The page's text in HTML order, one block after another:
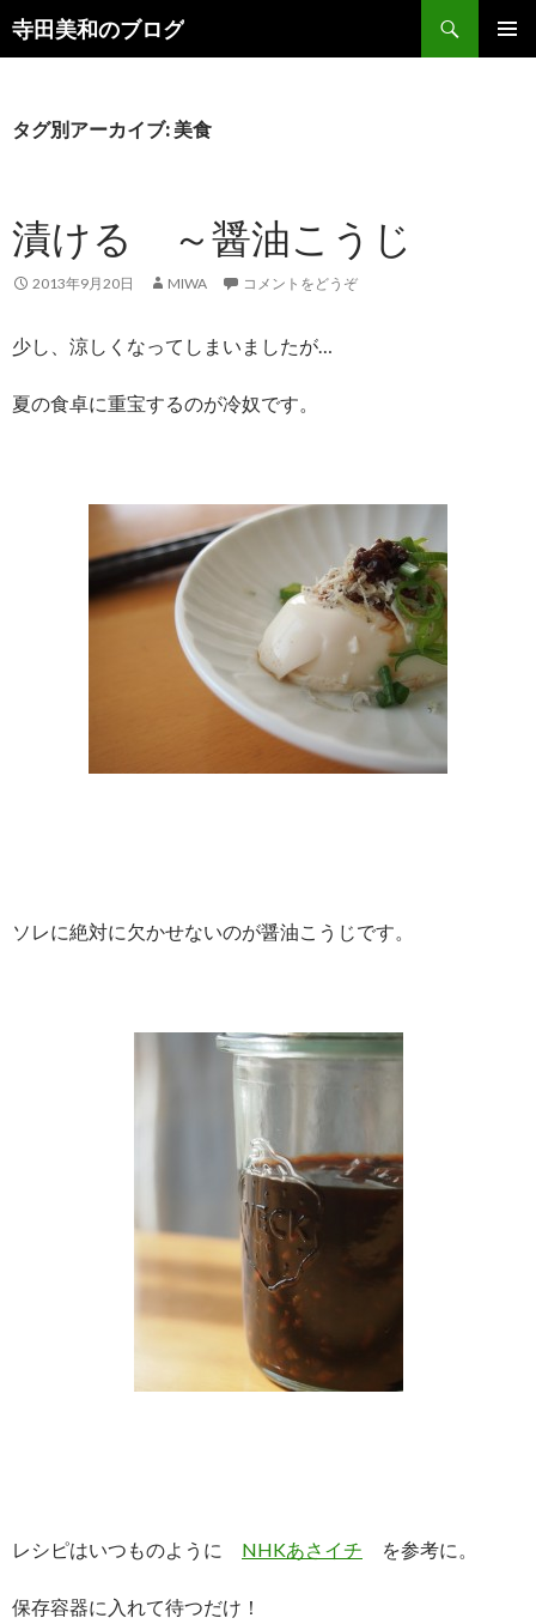
寺田美和のブログ
検
索
ン
動
タグ別アーカイブ: 美食
漬ける ～醤油こうじ
2013年9月20日 MIWA コメントをどうぞ
少し、涼しくなってしまいましたが…
夏の食卓に重宝するのが冷奴です。
ソレに絶対に欠かせないのが醤油こうじです。
レシピはいつものように NHKあさイチ を参考に。
保存容器に入れて待つだけ！